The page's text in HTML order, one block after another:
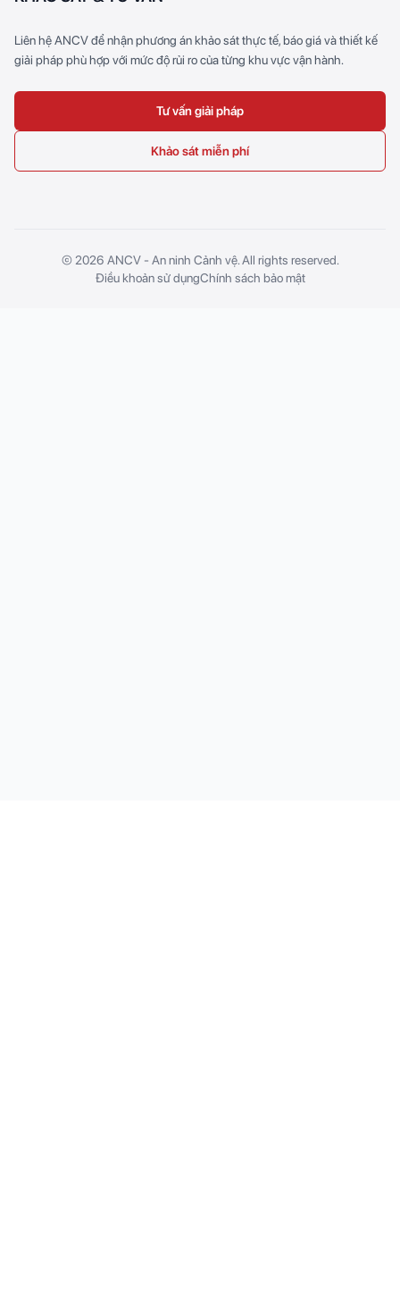
Liên hệ ANCV để nhận phương án khảo sát thực tế, báo giá và thiết kế
giải pháp phù hợp với mức độ rủi ro của từng khu vực vận hành.
Tư vấn giải pháp
Khảo sát miễn phí
© 2026 ANCV - An ninh Cảnh vệ. All rights reserved.
Điều khoản sử dụngChính sách bảo mật